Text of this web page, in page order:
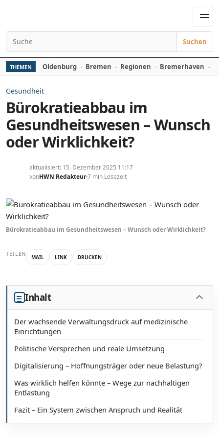
Suchen nach:
Suchen
THEMEN Oldenburg Bremen Regionen Bremerhaven
Gesundheit
Bürokratieabbau im
Gesundheitswesen – Wunsch
oder Wirklichkeit?
aktualisiert: 15. Dezember 2025 11:17
vonHWN Redakteur7 min Lesezeit
Bürokratieabbau im Gesundheitswesen – Wunsch oder Wirklichkeit?
TEILEN MAIL LINK DRUCKEN
Inhalt
Der wachsende Verwaltungsdruck auf medizinische
Einrichtungen
Politische Versprechen und reale Umsetzung
Digitalisierung – Hoffnungsträger oder neue Belastung?
Was wirklich helfen könnte – Wege zur nachhaltigen
Entlastung
Fazit – Ein System zwischen Anspruch und Realität